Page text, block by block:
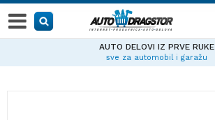
AUTO DELOVI IZ PRVE RUKE
sve za automobil i garažu